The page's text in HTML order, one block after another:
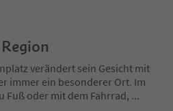
verändert sein Gesicht mit
immer ein besonderer Ort. Im
Fuß oder mit dem Fahrrad, ...